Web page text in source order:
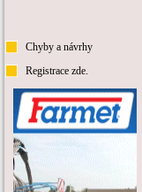
Chyby a návrhy
Registrace zde.